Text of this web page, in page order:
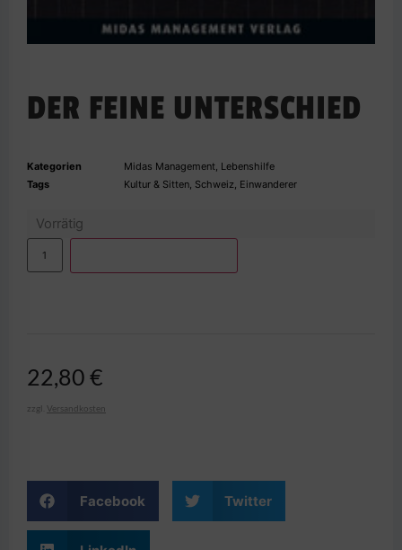
DER FEINE UNTERSCHIED
Kategorien Midas Management, Lebenshilfe
Tags
Kultur & Sitten, Schweiz, Einwanderer
Vorrätig
22,80 €
zzgl. Versandkosten
Facebook Twitter